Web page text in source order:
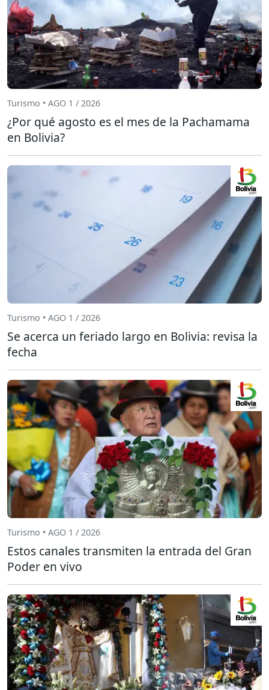
Turismo • AGO 1 / 2026
¿Por qué agosto es el mes de la Pachamama
en Bolivia?
Turismo • AGO 1 / 2026
Se acerca un feriado largo en Bolivia: revisa la
fecha
Turismo • AGO 1 / 2026
Estos canales transmiten la entrada del Gran
Poder en vivo